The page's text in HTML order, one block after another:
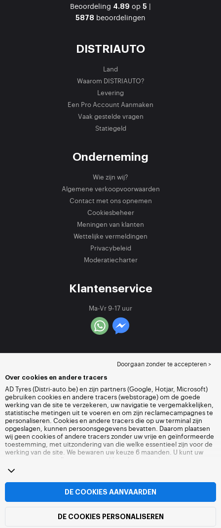
Beoordeling 4.89 op 5 |
5878 beoordelingen
DISTRIAUTO
Land
Waarom DISTRIAUTO?
Levering
Een Pro Account Aanmaken
Vaak gestelde vragen
Statiegeld
Onderneming
Wie zijn wij?
Algemene verkoopvoorwaarden
Contact met ons opnemen
Cookiesbeheer
Meningen van klanten
Wettelijke vermeldingen
Privacybeleid
Moderatiecharter
Klantenservice
Ma-Vr 9-17 uur
Doorgaan zonder te accepteren >
Over cookies en andere tracers
AD Tyres (Distri-auto.be) en zijn partners (Google, Hotjar, Microsoft)
gebruiken cookies en andere tracers (webstorage) om de goede
werking van de site te verzekeren, uw navigatie te vergemakkelijken,
statistische metingen uit te voeren en om zijn reclamecampagnes te
personaliseren. Cookies en andere tracers die op uw terminal zijn
opgeslagen, kunnen persoonsgegevens bevatten. Daarom plaatsen
wij geen cookies of andere tracers zonder uw vrije en geïnformeerde
toestemming, met uitzondering van die welke essentieel zijn voor de
werking van de site. We bewaren uw keuze 6 maanden. U kunt uw
toestemming op elk moment intrekken door naar de pagina over
cookies en andere tracers
surfen zonder het deponeren van cookies of andere tracers te
aanvaarden. Weigering verhindert de toegang tot diensten niet Distri-
auto.be. Voor meer informatie,bezoek de cookies en andere tracers
pagina.
DE COOKIES AANVAARDEN
DE COOKIES PERSONALISEREN